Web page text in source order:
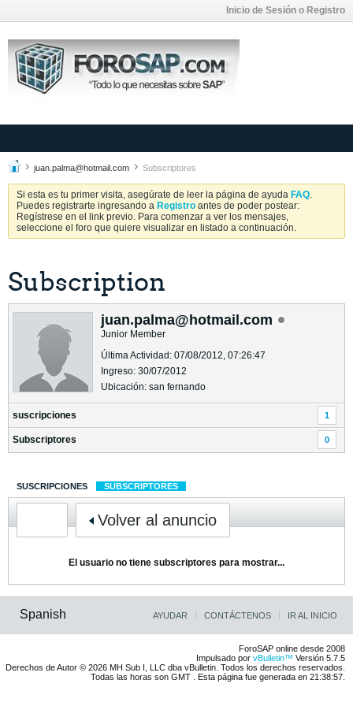
Inicio de Sesión o Registro
juan.palma@hotmail.com Subscriptores
Si esta es tu primer visita, asegúrate de leer la página de ayuda FAQ.
Puedes registrarte ingresando a Registro antes de poder postear:
Regístrese en el link previo. Para comenzar a ver los mensajes,
seleccione el foro que quiere visualizar en listado a continuación.
Subscription
juan.palma@hotmail.com
Junior Member
Última Actividad: 07/08/2012, 07:26:47
Ingreso: 30/07/2012
Ubicación: san fernando
suscripciones 1
Subscriptores 0
SUSCRIPCIONES SUBSCRIPTORES
Volver al anuncio
El usuario no tiene subscriptores para mostrar...
Spanish AYUDAR CONTÁCTENOS IR AL INICIO
ForoSAP online desde 2008
Impulsado por vBulletin™ Versión 5.7.5
Derechos de Autor © 2026 MH Sub I, LLC dba vBulletin. Todos los derechos reservados.
Todas las horas son GMT . Esta página fue generada en 21:38:57.